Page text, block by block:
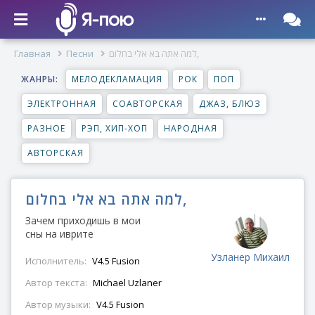
Главная Песни למה אתה בא אלי בחלום,
ЖАНРЫ: МЕЛОДЕКЛАМАЦИЯ РОК ПОП
ЭЛЕКТРОННАЯ СОАВТОРСКАЯ ДЖАЗ, БЛЮЗ
РАЗНОЕ РЭП, ХИП-ХОП НАРОДНАЯ
АВТОРСКАЯ
למה אתה בא אלי בחלום,
Узланер Михаил
Зачем приходишь в мои
сны на иврите
Исполнитель: V4.5 Fusion
Автор текста: Michael Uzlaner
Автор музыки: V4.5 Fusion